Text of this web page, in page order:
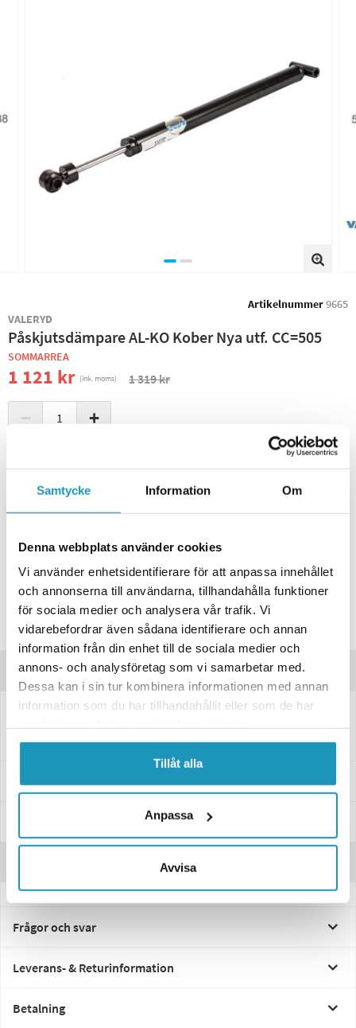
Samtycke Information Om
Denna webbplats använder cookies
Vi använder enhetsidentifierare för att anpassa innehållet
och annonserna till användarna, tillhandahålla funktioner
för sociala medier och analysera vår trafik. Vi
vidarebefordrar även sådana identifierare och annan
information från din enhet till de sociala medier och
annons- och analysföretag som vi samarbetar med.
Dessa kan i sin tur kombinera informationen med annan
information som du har tillhandahållit eller som de har
Tillåt alla
Anpassa
Avvisa
Artikelnummer9665
VALERYD
Påskjutsdämpare AL-KO Kober Nya utf. CC=505
SOMMARREA
1 121 kr (ink. moms) 1 319 kr
− +
ONLINELAGER
I LAGER Skickas Omgående
Lägsta pris de senaste 30-dagarna:1 121 kr
Leverans- & Returinformation
Spara produkt
Frågor om produkten?
Produktinformation
4020109
Påskjutsdämpare AL-KO Kober Nya utf. CC=505
Påskjutsdämpare till släpvagn, utförande: AL-KO Kober Nya utf. CC=505
Specifikationer
Frågor och svar
Leverans- & Returinformation
Betalning